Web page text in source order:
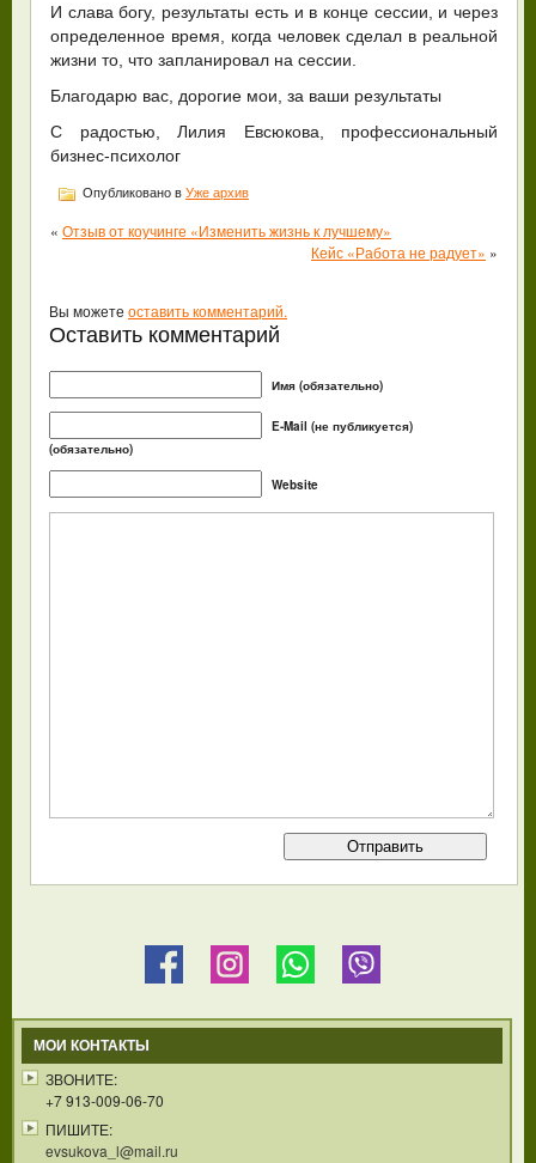
И слава богу, результаты есть и в конце сессии, и через
определенное время, когда человек сделал в реальной
жизни то, что запланировал на сессии.
Благодарю вас, дорогие мои, за ваши результаты
С радостью, Лилия Евсюкова, профессиональный
бизнес-психолог
Опубликовано в Уже архив
« Отзыв от коучинге «Изменить жизнь к лучшему»
Кейс «Работа не радует» »
Вы можете оставить комментарий.
Оставить комментарий
Имя (обязательно)
E-Mail (не публикуется)
(обязательно)
Website
МОИ КОНТАКТЫ
ЗВОНИТЕ:
+7 913-009-06-70
ПИШИТЕ:
evsukova_l@mail.ru